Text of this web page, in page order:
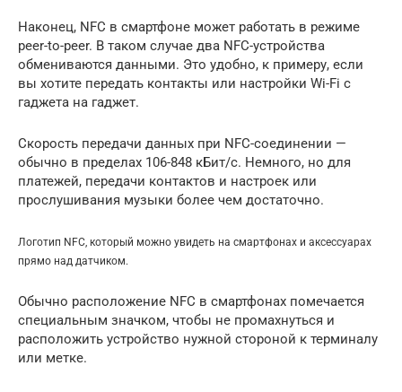
Наконец, NFC в смартфоне может работать в режиме
peer-to-peer. В таком случае два NFC-устройства
обмениваются данными. Это удобно, к примеру, если
вы хотите передать контакты или настройки Wi-Fi с
гаджета на гаджет.
Скорость передачи данных при NFC-соединении —
обычно в пределах 106-848 кБит/с. Немного, но для
платежей, передачи контактов и настроек или
прослушивания музыки более чем достаточно.
Логотип NFC, который можно увидеть на смартфонах и аксессуарах
прямо над датчиком.
Обычно расположение NFC в смартфонах помечается
специальным значком, чтобы не промахнуться и
расположить устройство нужной стороной к терминалу
или метке.